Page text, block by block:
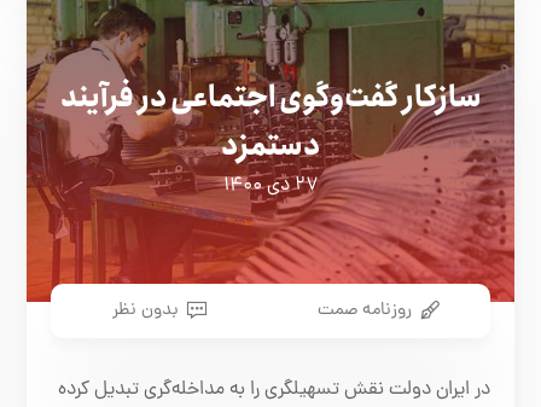
سازکار گفت‌وگوی اجتماعی در فرآیند
دستمزد
۲۷ دی ۱۴۰۰
روزنامه صمت بدون نظر
در ایران دولت نقش تسهیلگری را به مداخله‌گری تبدیل کرده